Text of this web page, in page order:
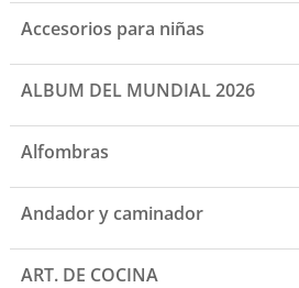
Accesorios para niñas
ALBUM DEL MUNDIAL 2026
Alfombras
Andador y caminador
ART. DE COCINA